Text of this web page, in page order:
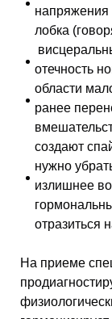
напряжения
лобка
отечность
области
ранее
создают
нужно
излишнее
отразиться
На приеме